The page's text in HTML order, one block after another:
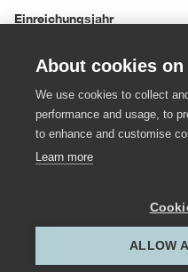
Einreichungsjahr
45 / 45 / 55 cm
Eiche
About cookies
We use cookies to collect
performance and usage, to
to enhance and customise
Learn more
ALLOW